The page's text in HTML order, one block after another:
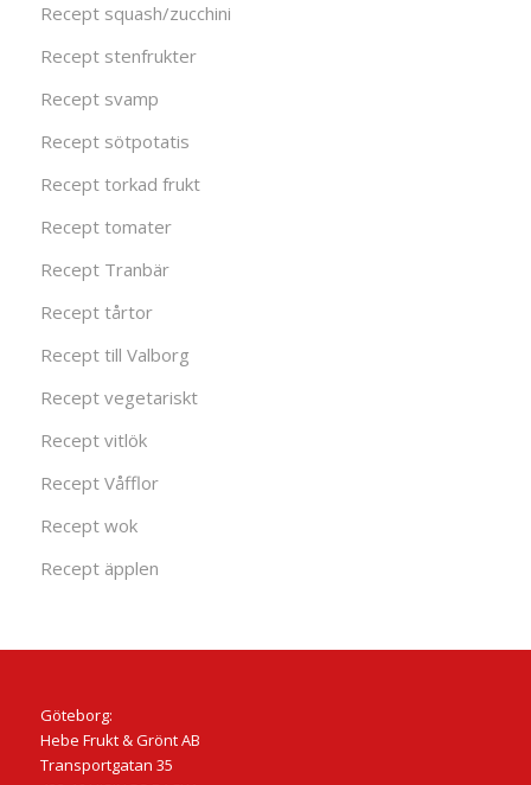
Recept squash/zucchini
Recept stenfrukter
Recept svamp
Recept sötpotatis
Recept torkad frukt
Recept tomater
Recept Tranbär
Recept tårtor
Recept till Valborg
Recept vegetariskt
Recept vitlök
Recept Våfflor
Recept wok
Recept äpplen
Göteborg:
Hebe Frukt & Grönt AB
Transportgatan 35